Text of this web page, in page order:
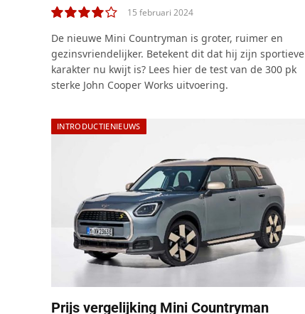
8.0
15 februari 2024
De nieuwe Mini Countryman is groter, ruimer en
gezinsvriendelijker. Betekent dit dat hij zijn sportieve
karakter nu kwijt is? Lees hier de test van de 300 pk
sterke John Cooper Works uitvoering.
INTRODUCTIENIEUWS
Prijs vergelijking Mini Countryman